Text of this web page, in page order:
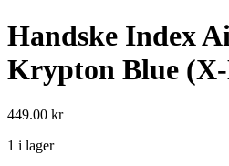
Handske Index
Krypton Blue
449.00 kr
1 i lager